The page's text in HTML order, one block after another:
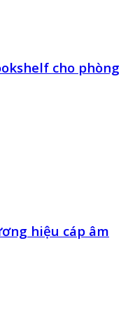
cho phòng
hiệu cáp âm